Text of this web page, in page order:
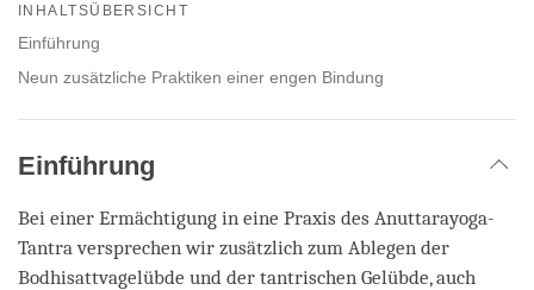
INHALTSÜBERSICHT
Einführung
Neun zusätzliche Praktiken einer engen Bindung
Einführung
Bei einer Ermächtigung in eine Praxis des Anuttarayoga-
Tantra versprechen wir zusätzlich zum Ablegen der
Bodhisattvagelübde und der tantrischen Gelübde, auch